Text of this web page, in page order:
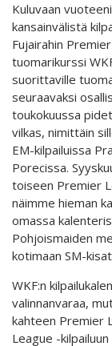
Kuluvaan
kansainvälistä
Fujairahin
tuomarikurssi
suorittaville
seuraavaksi
toukokuussa
vilkas, nimittäin
EM-kilpailuissa
Porecissa.
toiseen Premier
näimme hieman
omassa
Pohjoismaiden
kotimaan SM-
WKF:n
valinnanvaraa,
kahteen Premier
League -